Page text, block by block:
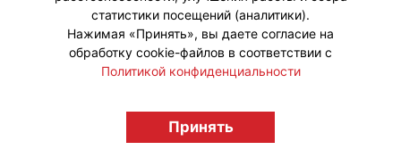
licensingrussia.ru, 2009-2026 12+
статистики посещений (аналитики).
Нажимая «Принять», вы даете согласие на
обработку cookie-файлов в соответствии с
Политикой конфиденциальности
Принять